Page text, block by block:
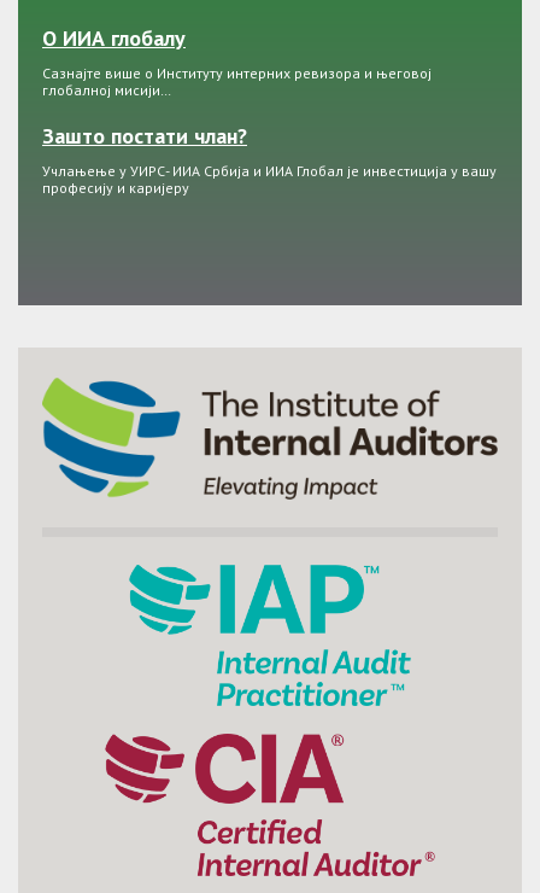
О ИИА глобалу
Сазнајте више о Институту интерних ревизора и његовој
глобалној мисији…
Зашто постати члан?
Учлањење у УИРС- ИИА Србија и ИИА Глобал је инвестиција у вашу
професију и каријеру